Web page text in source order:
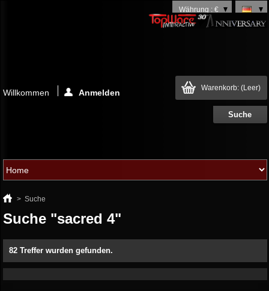
Währung : €
Warenkorb: (Leer)
Willkommen Anmelden
> Suche
Suche "sacred 4"
82 Treffer wurden gefunden.